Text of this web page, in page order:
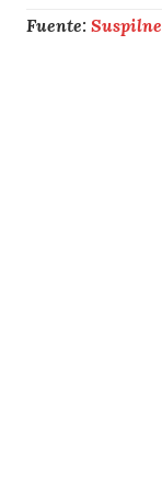
Fuente: Suspilne